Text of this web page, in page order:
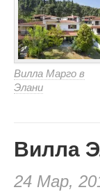
Вилла Марго в
Элани
Вилла
24 Мар,